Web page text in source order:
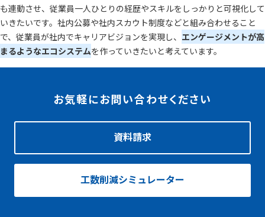
も連動させ、従業員一人ひとりの経歴やスキルをしっかりと可視化して
いきたいです。社内公募や社内スカウト制度などと組み合わせること
で、従業員が社内でキャリアビジョンを実現し、 エンゲージメントが高
まるようなエコシステムを作っていきたいと考えています。
お気軽にお問い合わせください
資料請求
工数削減シミュレーター